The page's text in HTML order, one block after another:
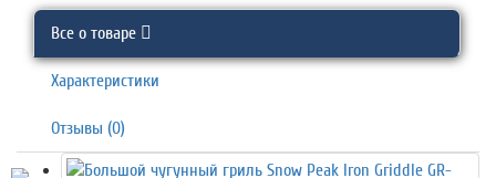
Все о товаре
Характеристики
Отзывы (0)